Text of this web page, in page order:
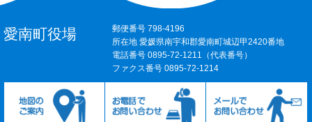
愛南町役場
郵便番号 798-4196
所在地 愛媛県南宇和郡愛南町城辺甲2420番地
電話番号 0895-72-1211（代表番号）
ファクス番号 0895-72-1214